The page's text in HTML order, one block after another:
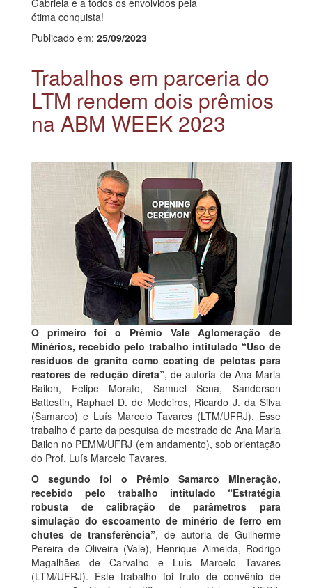
ótima conquista!
Publicado em: 25/09/2023
Trabalhos em parceria do
LTM rendem dois prêmios
na ABM WEEK 2023
O primeiro foi o Prêmio Vale Aglomeração de
Minérios, recebido pelo trabalho intitulado “Uso de
resíduos de granito como coating de pelotas para
reatores de redução direta”, de autoria de Ana Maria
Bailon, Felipe Morato, Samuel Sena, Sanderson
Battestin, Raphael D. de Medeiros, Ricardo J. da Silva
(Samarco) e Luís Marcelo Tavares (LTM/UFRJ). Esse
trabalho é parte da pesquisa de mestrado de Ana Maria
Bailon no PEMM/UFRJ (em andamento), sob orientação
do Prof. Luís Marcelo Tavares.
O segundo foi o Prêmio Samarco Mineração,
recebido pelo trabalho intitulado “Estratégia
robusta de calibração de parâmetros para
simulação do escoamento de minério de ferro em
chutes de transferência”, de autoria de Guilherme
Pereira de Oliveira (Vale), Henrique Almeida, Rodrigo
Magalhães de Carvalho e Luís Marcelo Tavares
(LTM/UFRJ). Este trabalho foi fruto de convênio de